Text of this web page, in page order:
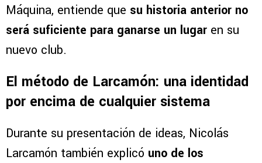
Máquina, entiende que su historia anterior no
será suficiente para ganarse un lugar en su
nuevo club.
El método de Larcamón: una identidad
por encima de cualquier sistema
Durante su presentación de ideas, Nicolás
Larcamón también explicó uno de los